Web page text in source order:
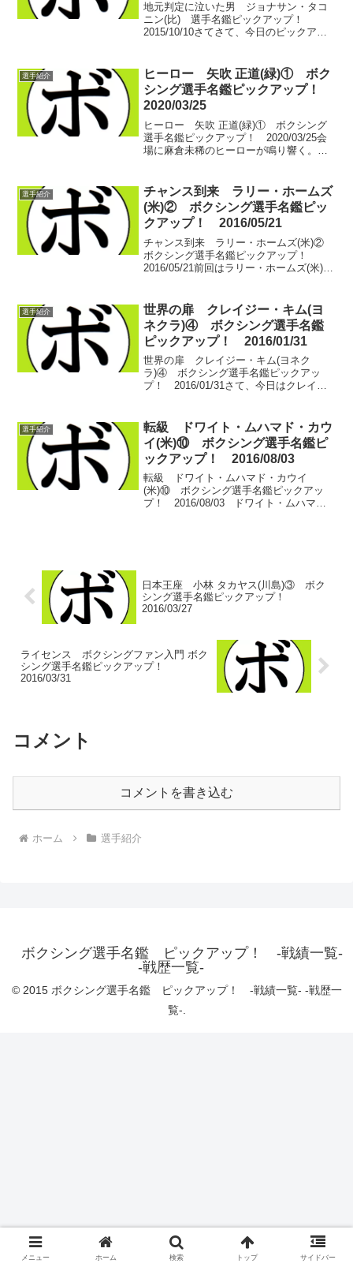
地元判定に泣いた男 ジョナサン・タコ
ニン(比) 選手名鑑ピックアップ！
2015/10/10さてさて、今日のピックアッ
してください。現在のOPBF東洋太平洋
ライ...
選手紹介
ヒーロー 矢吹 正道(緑)① ボク
シング選手名鑑ピックアップ！
2020/03/25
ヒーロー 矢吹 正道(緑)① ボクシング
選手名鑑ピックアップ！ 2020/03/25会
場に麻倉未稀のヒーローが鳴り響く。こ
ホールにこの曲が響くとき、現地に足繁
く通うファ...
選手紹介
チャンス到来 ラリー・ホームズ
(米)② ボクシング選手名鑑ピッ
クアップ！ 2016/05/21
チャンス到来 ラリー・ホームズ(米)②
ボクシング選手名鑑ピックアップ！
2016/05/21前回はラリー・ホームズ(米)が
れていなかったホームズは、自分に世界
挑戦の...
選手紹介
世界の扉 クレイジー・キム(ヨ
ネクラ)④ ボクシング選手名鑑
ピックアップ！ 2016/01/31
世界の扉 クレイジー・キム(ヨネク
ラ)④ ボクシング選手名鑑ピックアッ
プ！ 2016/01/31さて、今日はクレイジ
ム陣営がようやく念願の世界ランカーの
招聘に成功し...
選手紹介
転級 ドワイト・ムハマド・カウ
イ(米)⑩ ボクシング選手名鑑ピ
ックアップ！ 2016/08/03
転級 ドワイト・ムハマド・カウイ
(米)⑩ ボクシング選手名鑑ピックアッ
プ！ 2016/08/03 ドワイト・ムハマ
日本王座 小林 タカヤス(川島)③ ボク
シング選手名鑑ピックアップ！
2016/03/27
ライセンス ボクシングファン入門 ボク
シング選手名鑑ピックアップ！
2016/03/31
コメント
コメントを書き込む
ホーム 選手紹介
ボクシング選手名鑑 ピックアップ！ -戦績一覧-
-戦歴一覧-
© 2015 ボクシング選手名鑑 ピックアップ！ -戦績一覧- -戦歴一
覧-.
メニュー ホーム 検索 トップ サイドバー